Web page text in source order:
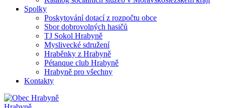
Spolky
Poskytování dotací z rozpočtu obce
Sbor dobrovolných hasičů
TJ Sokol Hrabyně
Myslivecké sdružení
Hraběnky z Hrabyně
Pétanque club Hrabyně
Hrabyně pro všechny
Kontakty